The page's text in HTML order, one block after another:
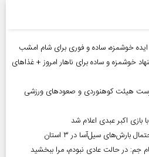
درست کنم؟ | ۲۰ پیشنهاد خوشمزه و ساده برای ناهار امروز + غذاهای
هیئت کوهنوردی و صعودهای ورزشی
اکبر عبدی اعلام شد
جام جم: در حالت عادی نبودم، مرا ببخشید